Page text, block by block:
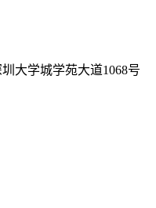
大学城学苑大道1068号